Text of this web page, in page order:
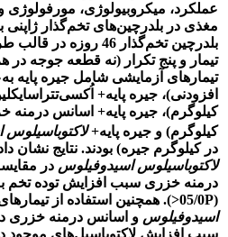
عملکرد، میکروبیولوژی، مورفولوژی
بلدرچین تخم‌گذار 46
تیمار و پنج تکرار (نه قطعه جوجه
تیمارهای آزمایشی شامل جیره پایه
کیلوگرم) و جیره پایه+
در کیلوگرم جیره) بودند. نتایج نشان
لاکتوباسیلوس اسیدوفیلوس در
درمنه خزری سبب افزایش توده تخم
(05/0P<). همچنین استفاده از تیمارهای
اسیدوفیلوس و اسانس درمنه خزری